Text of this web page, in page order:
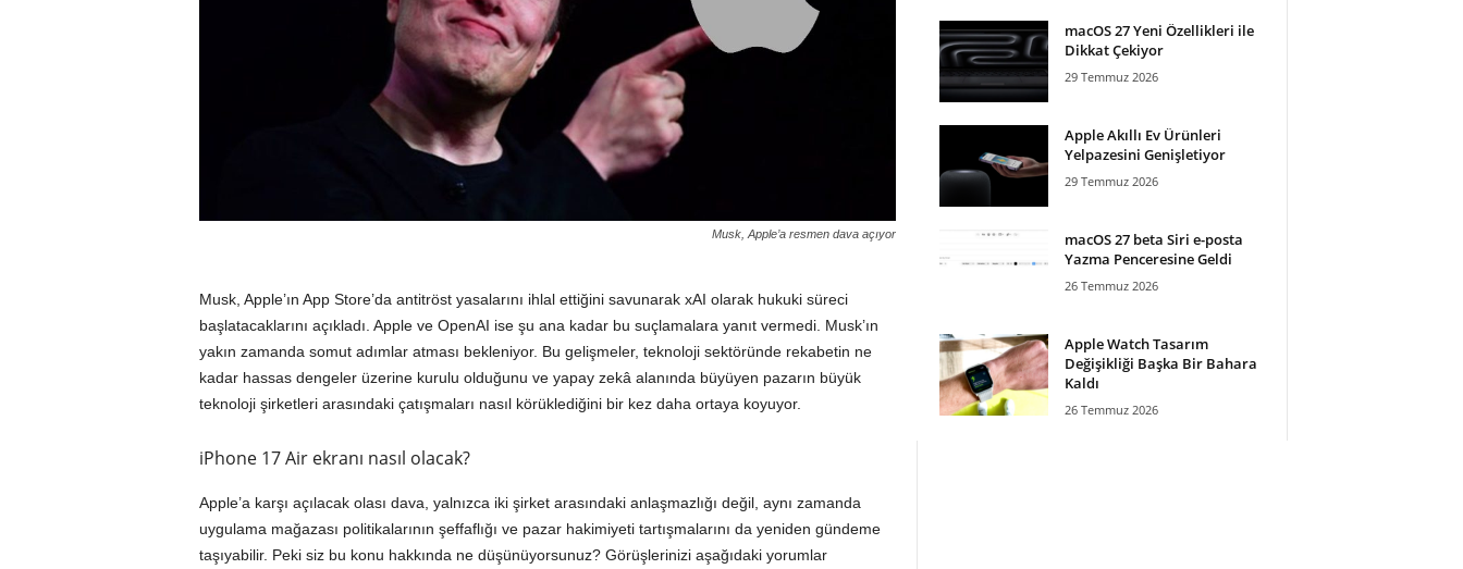
Musk, Apple’a resmen dava açıyor
Musk, Apple’ın App Store’da antitröst yasalarını ihlal ettiğini savunarak xAI olarak hukuki süreci
başlatacaklarını açıkladı. Apple ve OpenAI ise şu ana kadar bu suçlamalara yanıt vermedi. Musk’ın
yakın zamanda somut adımlar atması bekleniyor. Bu gelişmeler, teknoloji sektöründe rekabetin ne
kadar hassas dengeler üzerine kurulu olduğunu ve yapay zekâ alanında büyüyen pazarın büyük
teknoloji şirketleri arasındaki çatışmaları nasıl körüklediğini bir kez daha ortaya koyuyor.
iPhone 17 Air ekranı nasıl olacak?
Apple’a karşı açılacak olası dava, yalnızca iki şirket arasındaki anlaşmazlığı değil, aynı zamanda
uygulama mağazası politikalarının şeffaflığı ve pazar hakimiyeti tartışmalarını da yeniden gündeme
taşıyabilir. Peki siz bu konu hakkında ne düşünüyorsunuz? Görüşlerinizi aşağıdaki yorumlar
macOS 27 Yeni Özellikleri ile
Dikkat Çekiyor
29 Temmuz 2026
Apple Akıllı Ev Ürünleri
Yelpazesini Genişletiyor
29 Temmuz 2026
macOS 27 beta Siri e-posta
Yazma Penceresine Geldi
26 Temmuz 2026
Apple Watch Tasarım
Değişikliği Başka Bir Bahara
Kaldı
26 Temmuz 2026